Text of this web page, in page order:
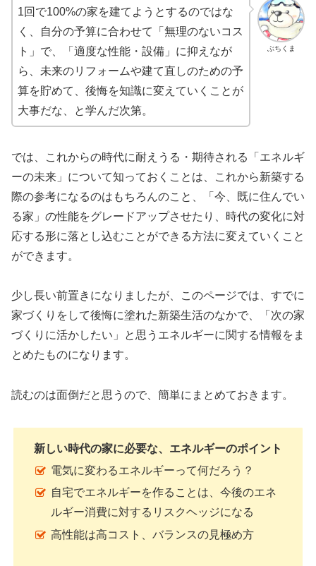
ぶちくま
1回で100%の家を建てようとするのではな
く、自分の予算に合わせて「無理のないコス
ト」で、「適度な性能・設備」に抑えなが
ら、未来のリフォームや建て直しのための予
算を貯めて、後悔を知識に変えていくことが
大事だな、と学んだ次第。
では、これからの時代に耐えうる・期待される「エネルギ
ーの未来」について知っておくことは、これから新築する
際の参考になるのはもちろんのこと、「今、既に住んでい
る家」の性能をグレードアップさせたり、時代の変化に対
応する形に落とし込むことができる方法に変えていくこと
ができます。
少し長い前置きになりましたが、このページでは、すでに
家づくりをして後悔に塗れた新築生活のなかで、「次の家
づくりに活かしたい」と思うエネルギーに関する情報をま
とめたものになります。
読むのは面倒だと思うので、簡単にまとめておきます。
新しい時代の家に必要な、エネルギーのポイント
電気に変わるエネルギーって何だろう？
自宅でエネルギーを作ることは、今後のエネ
ルギー消費に対するリスクヘッジになる
高性能は高コスト、バランスの見極め方